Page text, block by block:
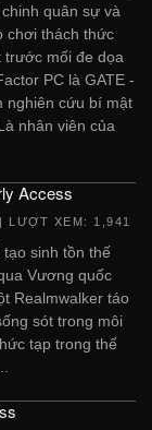
quân sự và
chơi thách thức
trước mối đe dọa
PC là GATE -
nghiên cứu bí mật
nhân viên của
Access
| LƯỢT XEM: 1,941
sinh tồn thế
Vương quốc
Realmwalker táo
sót trong môi
tạp trong thế